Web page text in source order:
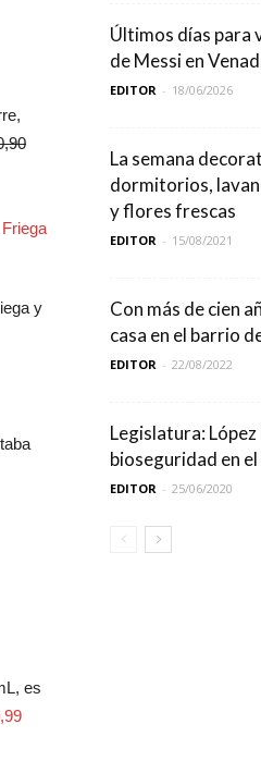
y
es
Últimos días para
de Messi en
EDITOR - 18/06/2026
La semana
dormitorios,
y flores frescas
EDITOR - 15/08/2021
Con más de cien
casa en el barrio
EDITOR - 22/08/2022
Legislatura:
bioseguridad en
EDITOR - 25/06/2020